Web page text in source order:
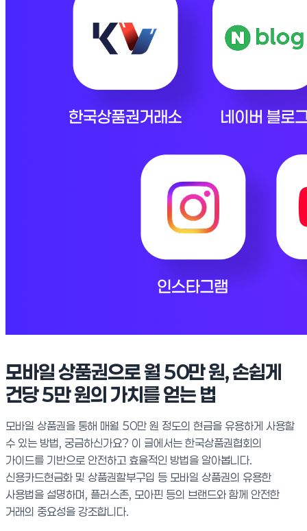
모바일 상품권으로 월 50만 원, 손쉽게
건당 5만 원의 가치를 얻는 법
모바일 상품권을 통해 매월 50만 원 정도의 현금을 유용하게 사용할
수 있는 방법, 궁금하신가요? 이 글에서는 한국상품권협회의
가이드를 기반으로 안전하고 효율적인 방법을 알아봅니다.
신용카드현금화 및 상품권할부구입 등 모바일 상품권의 유용한
사용법을 설명하며, 플러스존, 모아핀 등의 브랜드와 함께 안전한
거래의 중요성을 강조합니다.